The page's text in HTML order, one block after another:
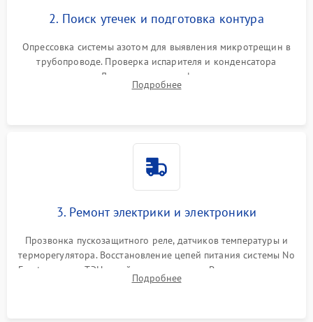
2. Поиск утечек и подготовка контура
Опрессовка системы азотом для выявления микротрещин в
трубопроводе. Проверка испарителя и конденсатора
течеискателем. Демонтаж старого фильтра-осушителя и
продувка капиллярной трубки для устранения засоров.
Подробнее
3. Ремонт электрики и электроники
Прозвонка пускозащитного реле, датчиков температуры и
терморегулятора. Восстановление цепей питания системы No
Frost, включая ТЭН оттайки и вентилятор. Ремонт или замена
платы управления при сбоях алгоритмов.
Подробнее